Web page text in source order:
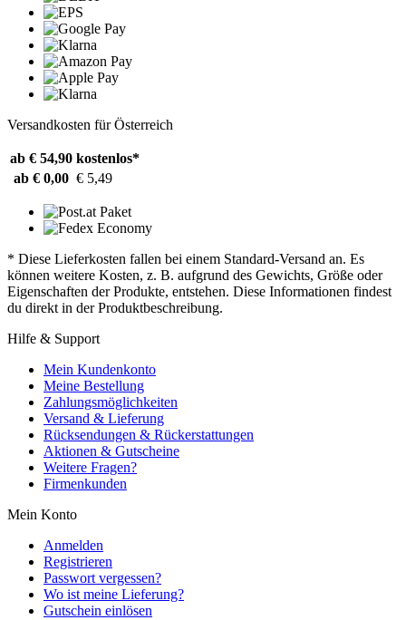
Versandkosten für Österreich
ab € 54,90 kostenlos*
ab € 0,00 € 5,49
* Diese Lieferkosten fallen bei einem Standard-Versand an. Es
können weitere Kosten, z. B. aufgrund des Gewichts, Größe oder
Eigenschaften der Produkte, entstehen. Diese Informationen findest
du direkt in der Produktbeschreibung.
Hilfe & Support
Mein Kundenkonto
Meine Bestellung
Zahlungsmöglichkeiten
Versand & Lieferung
Rücksendungen & Rückerstattungen
Aktionen & Gutscheine
Weitere Fragen?
Firmenkunden
Mein Konto
Anmelden
Registrieren
Passwort vergessen?
Wo ist meine Lieferung?
Gutschein einlösen